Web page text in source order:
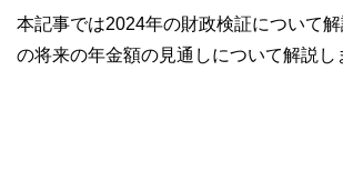
本記事では2024年の財政検証について
の将来の年金額の見通しについて解説し